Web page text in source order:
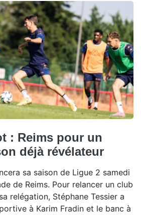
: Reims pour un
déjà révélateur
sa saison de Ligue 2 samedi
de Reims. Pour relancer un club
relégation, Stéphane Tessier a
à Karim Fradin et le banc à